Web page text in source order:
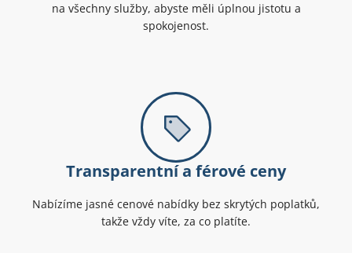
na všechny služby, abyste měli úplnou jistotu a
spokojenost.
Transparentní a férové ceny
Nabízíme jasné cenové nabídky bez skrytých poplatků,
takže vždy víte, za co platíte.